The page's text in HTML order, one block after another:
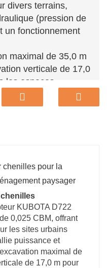
divers terrains,
(pression de
un fonctionnement
maximal de 35,0 m
verticale de 17,0
les espaces
Les
une garde au sol
La conception
700 x 800 mm
terme.
et
KN12-9 allie
Fabriqué par
Co., Ltd., il répond
offrant
et facilité d’utilisation
KUBOTA D722
0,025 CBM, offrant
les sites urbains
puissance et
maximal de
de 17,0 m pour